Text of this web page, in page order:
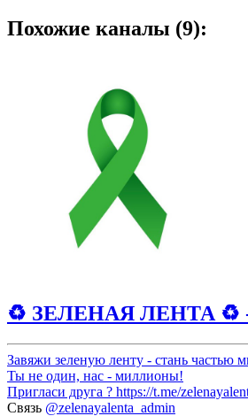
Похожие каналы (9):
♻️ ЗЕЛЕНАЯ ЛЕНТА ♻️ -
Завяжи зеленую ленту - стань частью
Ты не один, нас - миллионы!
Пригласи друга ? https://t.me/
Связь @zelenayalenta_admin